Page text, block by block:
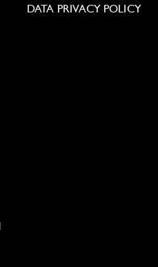
DATA PRIVACY POLICY